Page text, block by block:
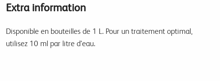
Extra information
Disponible en bouteilles de 1 L. Pour un traitement optimal,
utilisez 10 ml par litre d’eau.